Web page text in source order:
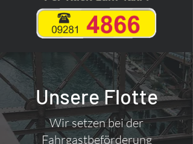
Unsere Flotte
Wir setzen bei der
Fahrgastbeförderung